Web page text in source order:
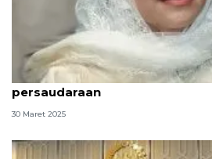
Puan: Idul Fitri 1446 H momen
persaudaraan
30 Maret 2025